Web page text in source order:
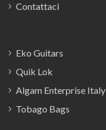
Contattaci
Eko Guitars
Quik Lok
Algam Enterprise Italy
Tobago Bags